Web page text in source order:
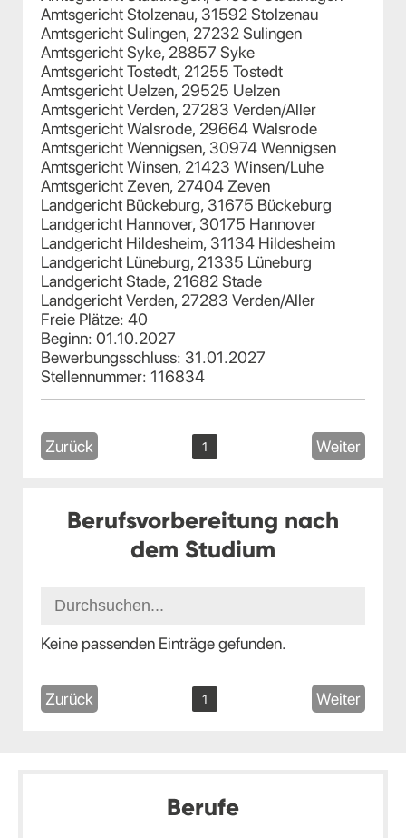
Amtsgericht Stolzenau, 31592 Stolzenau
Amtsgericht Sulingen, 27232 Sulingen
Amtsgericht Syke, 28857 Syke
Amtsgericht Tostedt, 21255 Tostedt
Amtsgericht Uelzen, 29525 Uelzen
Amtsgericht Verden, 27283 Verden/Aller
Amtsgericht Walsrode, 29664 Walsrode
Amtsgericht Wennigsen, 30974 Wennigsen
Amtsgericht Winsen, 21423 Winsen/Luhe
Amtsgericht Zeven, 27404 Zeven
Landgericht Bückeburg, 31675 Bückeburg
Landgericht Hannover, 30175 Hannover
Landgericht Hildesheim, 31134 Hildesheim
Landgericht Lüneburg, 21335 Lüneburg
Landgericht Stade, 21682 Stade
Landgericht Verden, 27283 Verden/Aller
Freie Plätze: 40
Beginn: 01.10.2027
Bewerbungsschluss: 31.01.2027
Stellennummer: 116834
Zurück 1 Weiter
Berufsvorbereitung nach
dem Studium
Keine passenden Einträge gefunden.
Zurück 1 Weiter
Berufe